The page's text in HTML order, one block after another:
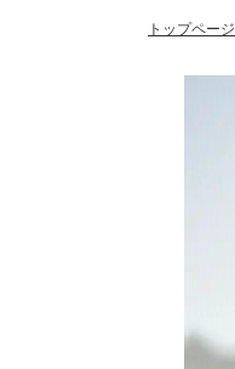
トップページ